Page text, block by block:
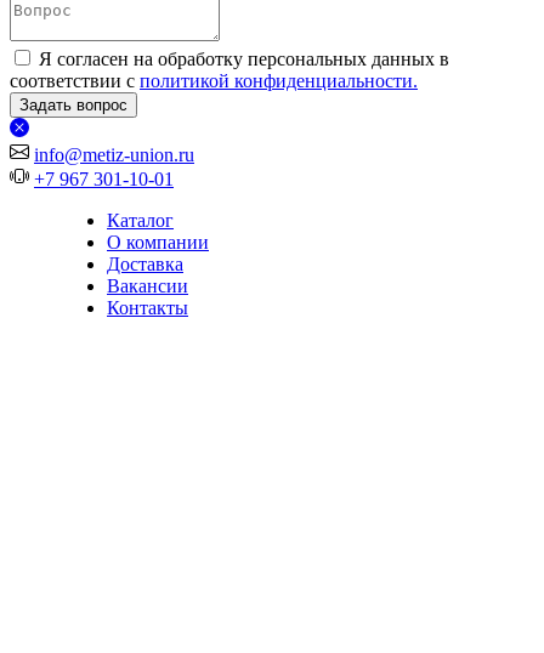
Я согласен на обработку персональных данных в
соответствии с политикой конфиденциальности.
Задать вопрос
info@metiz-union.ru
+7 967 301-10-01
Каталог
О компании
Доставка
Вакансии
Контакты